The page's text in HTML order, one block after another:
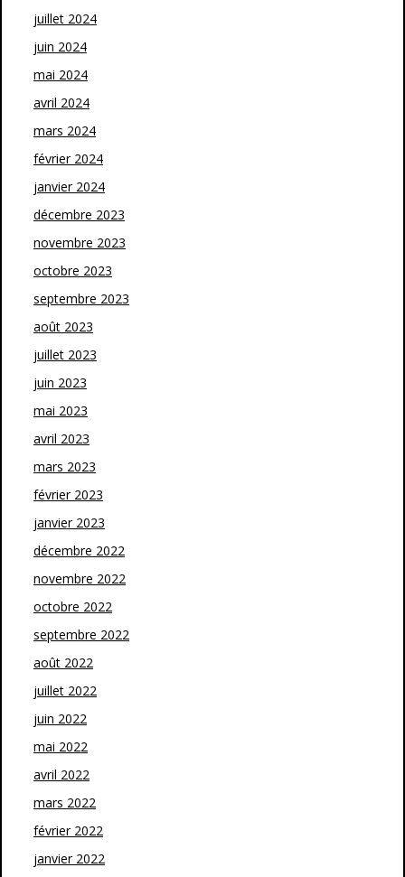
juillet 2024
juin 2024
mai 2024
avril 2024
mars 2024
février 2024
janvier 2024
décembre 2023
novembre 2023
octobre 2023
septembre 2023
août 2023
juillet 2023
juin 2023
mai 2023
avril 2023
mars 2023
février 2023
janvier 2023
décembre 2022
novembre 2022
octobre 2022
septembre 2022
août 2022
juillet 2022
juin 2022
mai 2022
avril 2022
mars 2022
février 2022
janvier 2022